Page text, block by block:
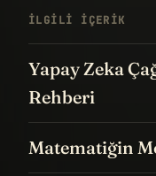
İLGILI IÇERIK
Yapay Zeka
Rehberi
Matematiğin